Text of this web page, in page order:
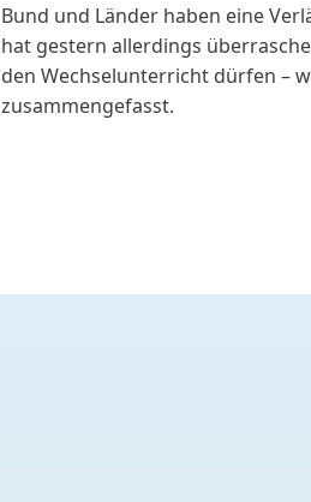
Bund und Länder haben eine
hat gestern allerdings
den Wechselunterricht dürfen –
zusammengefasst.